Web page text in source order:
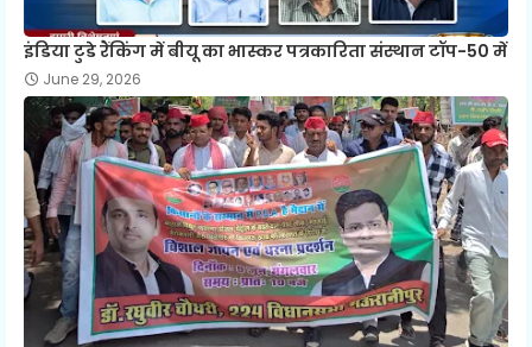
इंडिया टुडे रैंकिंग में बीयू का भास्कर पत्रकारिता संस्थान टॉप-50 में
June 29, 2026